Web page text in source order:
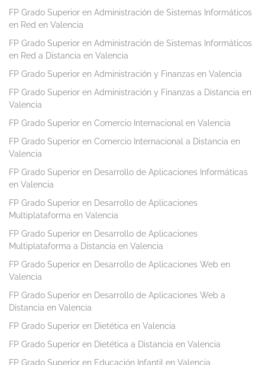
FP Grado Superior en Administración de Sistemas Informáticos
en Red en Valencia
FP Grado Superior en Administración de Sistemas Informáticos
en Red a Distancia en Valencia
FP Grado Superior en Administración y Finanzas en Valencia
FP Grado Superior en Administración y Finanzas a Distancia en
Valencia
FP Grado Superior en Comercio Internacional en Valencia
FP Grado Superior en Comercio Internacional a Distancia en
Valencia
FP Grado Superior en Desarrollo de Aplicaciones Informáticas
en Valencia
FP Grado Superior en Desarrollo de Aplicaciones
Multiplataforma en Valencia
FP Grado Superior en Desarrollo de Aplicaciones
Multiplataforma a Distancia en Valencia
FP Grado Superior en Desarrollo de Aplicaciones Web en
Valencia
FP Grado Superior en Desarrollo de Aplicaciones Web a
Distancia en Valencia
FP Grado Superior en Dietética en Valencia
FP Grado Superior en Dietética a Distancia en Valencia
FP Grado Superior en Educación Infantil en Valencia